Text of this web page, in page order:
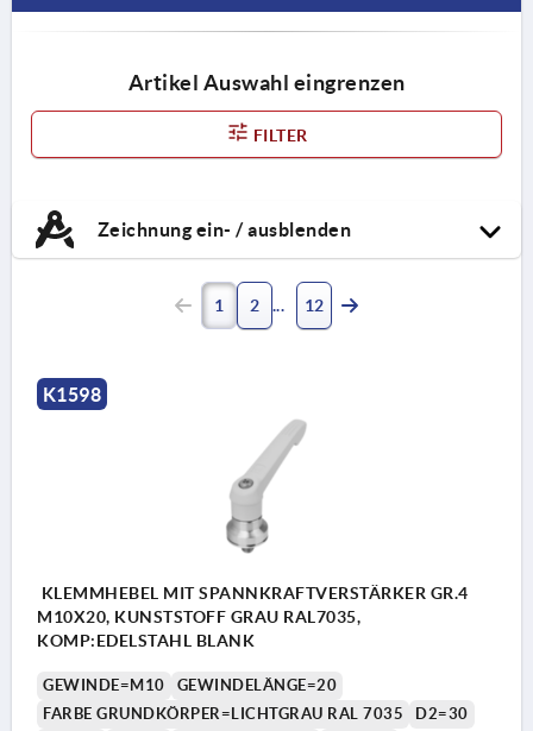
Artikel Auswahl eingrenzen
FILTER
Zeichnung ein- / ausblenden
1 2 12
K1598
KLEMMHEBEL MIT SPANNKRAFTVERSTÄRKER GR.4
M10X20, KUNSTSTOFF GRAU RAL7035,
KOMP:EDELSTAHL BLANK
GEWINDE=M10
GEWINDELÄNGE=20
FARBE GRUNDKÖRPER=LICHTGRAU RAL 7035
D2=30